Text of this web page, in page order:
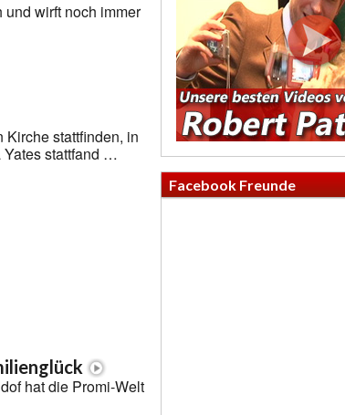
wirft noch immer
Kirche stattfinden, in
Yates stattfand …
hat die Promi-Welt
Facebook Freunde